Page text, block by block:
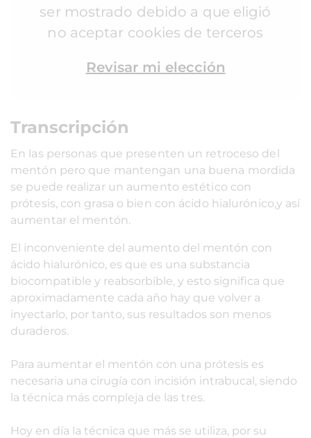
ser mostrado debido a que eligió
no aceptar cookies de terceros
Revisar mi elección
Transcripción
En las personas que presenten un retroceso del
mentón pero que mantengan una buena mordida
se puede realizar un aumento estético con
prótesis, con grasa o bien con ácido hialurónico,y así
aumentar el mentón.
El inconveniente del aumento del mentón con
ácido hialurónico, es que es una substancia
biocompatible y reabsorbible, y esto significa que
aproximadamente cada año hay que volver a
inyectarlo, por tanto, sus resultados son menos
duraderos.
Para aumentar el mentón con una prótesis es
necesaria una cirugía con incisión intrabucal, siendo
la técnica más compleja de las tres.
Hoy en día la técnica que más se utiliza, por su